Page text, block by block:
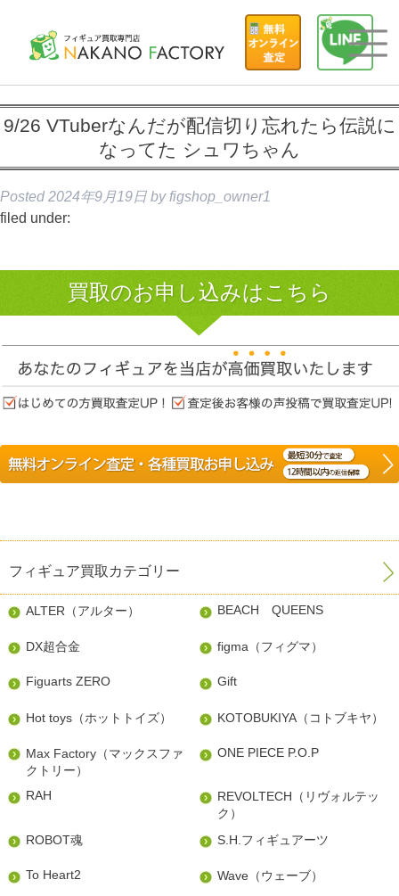
9/26 VTuberなんだが配信切り忘れたら伝説に
なってた シュワちゃん
Posted 2024年9月19日 by figshop_owner1
filed under:
買取のお申し込みはこちら
フィギュア買取カテゴリー
ALTER（アルター） BEACH QUEENS
DX超合金 figma（フィグマ）
Figuarts ZERO Gift
Hot toys（ホットトイズ） KOTOBUKIYA（コトブキヤ）
Max Factory（マックスファ
クトリー）
ONE PIECE P.O.P
RAH
REVOLTECH（リヴォルテッ
ク）
ROBOT魂
S.H.フィギュアーツ
To Heart2 Wave（ウェーブ）